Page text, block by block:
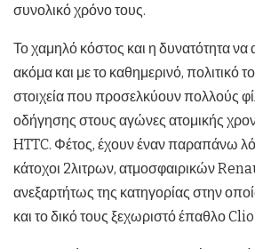
συνολικό χρόνο τους.
Το χαμηλό κόστος και η δυνατότητα να
ακόμα και με το καθημερινό, πολιτικό
στοιχεία που προσελκύουν πολλούς
οδήγησης στους αγώνες ατομικής
HTTC. Φέτος, έχουν έναν παραπάνω
κάτοχοι 2λιτρων, ατμοσφαιρικών
ανεξαρτήτως της κατηγορίας στην
και το δικό τους ξεχωριστό έπαθλο